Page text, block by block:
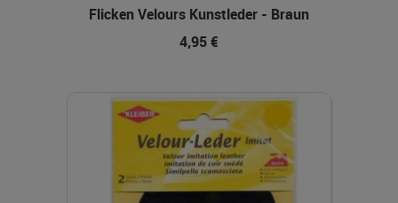
Flicken Velours Kunstleder - Braun
4,95 €